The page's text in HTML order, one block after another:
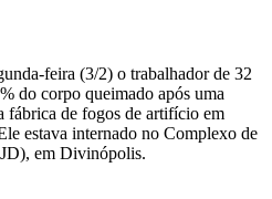
feira (3/2) o trabalhador de 32
do corpo queimado após uma
fábrica de fogos de artifício em
estava internado no Complexo de
em Divinópolis.